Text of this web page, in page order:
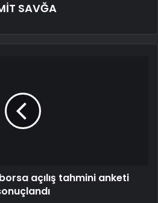
SAVĞA
açılış tahmini anketi